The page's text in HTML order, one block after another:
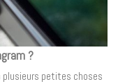
?
plusieurs petites choses